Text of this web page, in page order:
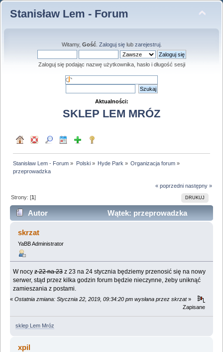
Stanisław Lem - Forum
Witamy, Gość. Zaloguj sięlub zarejestruj.
Zaloguj się podając nazwę użytkownika, hasło i długość sesji
Aktualności:
SKLEP LEM MRÓZ
Stanisław Lem - Forum » Polski» Hyde Park » Organizacja forum »
przeprowadzka
« poprzedni następny »
DRUKUJ
Strony: [1]
Autor
Wątek: przeprowadzka
(Przeczytany 68796 razy)
skrzat
YaBB Administrator
W nocyz 22 na 23z 23 na 24 stycznia będziemy przenosić się na nowy
serwer, stąd przez kilka godzin forum będzie nieczynne, żeby uniknąć
zamieszania z postami.
« Ostatnia zmiana: Stycznia 22, 2019, 09:34:20 pm wysłana przez skrzat»
Zapisane
sklep Lem Mróz
xpil